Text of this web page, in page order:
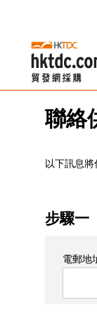
聯絡
以下訊息
步驟一
電郵地